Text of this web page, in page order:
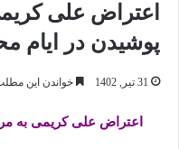
اعتراض علی
پوشیدن در ایام
31 تیر, 1402 خواندن این مطلب 1 دقیقه زمان
اعتراض علی کریمی به